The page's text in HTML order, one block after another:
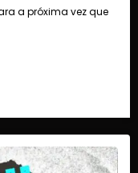
a próxima vez que